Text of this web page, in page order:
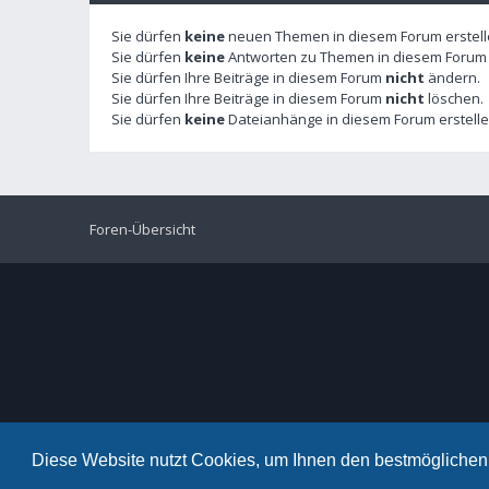
Diese Website nutzt Cookies, um Ihnen den
Sie dürfen keineneuen Themen in diesem Forum
Sie dürfen keineAntworten zu Themen in diesem
Sie dürfen Ihre Beiträge in diesem Forum nicht ändern.
Sie dürfen Ihre Beiträge in diesem Forum nicht löschen.
Sie dürfen keineDateianhänge in diesem Forum
Foren-Übersicht